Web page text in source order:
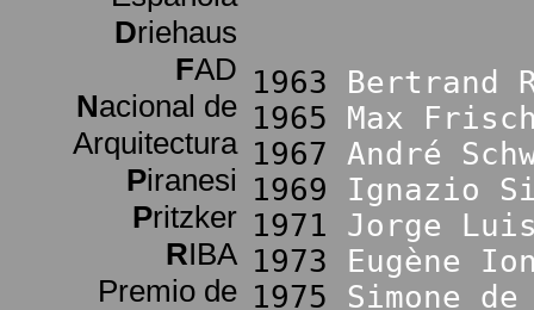
Driehaus
FAD
Nacional de
Arquitectura
Piranesi
Pritzker
RIBA
Premio de
1963 Bertrand
1965 Max
1967 André
1969 Ignazio
1971 Jorge
1973 Eugène
1975 Simone